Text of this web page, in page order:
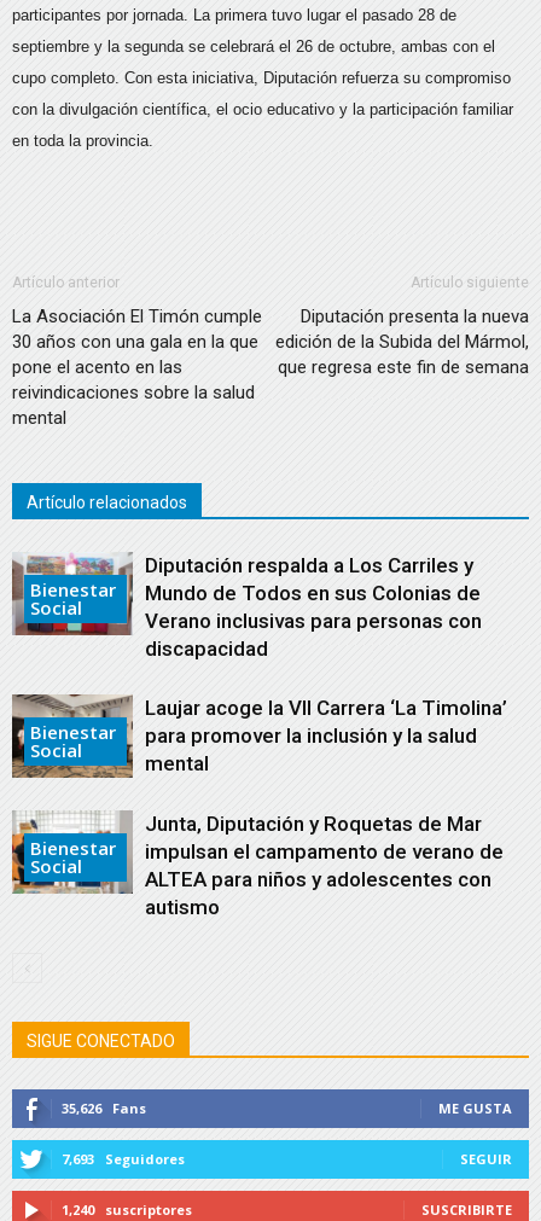
participantes por jornada. La primera tuvo lugar el pasado 28 de
septiembre y la segunda se celebrará el 26 de octubre, ambas con el
cupo completo. Con esta iniciativa, Diputación refuerza su compromiso
con la divulgación científica, el ocio educativo y la participación familiar
en toda la provincia.
Artículo anterior
La Asociación El Timón cumple
30 años con una gala en la que
pone el acento en las
reivindicaciones sobre la salud
mental
Artículo siguiente
Diputación presenta la nueva
edición de la Subida del Mármol,
que regresa este fin de semana
Artículo relacionados
Bienestar
Social
Diputación respalda a Los Carriles y
Mundo de Todos en sus Colonias de
Verano inclusivas para personas con
discapacidad
Bienestar
Social
Laujar acoge la VII Carrera ‘La Timolina’
para promover la inclusión y la salud
mental
Bienestar
Social
Junta, Diputación y Roquetas de Mar
impulsan el campamento de verano de
ALTEA para niños y adolescentes con
autismo
SIGUE CONECTADO
35,626 Fans ME GUSTA
7,693 Seguidores SEGUIR
1,240 suscriptores SUSCRIBIRTE